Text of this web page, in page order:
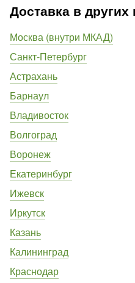
Доставка в других
Москва (внутри МКАД)
Санкт-Петербург
Астрахань
Барнаул
Владивосток
Волгоград
Воронеж
Екатеринбург
Ижевск
Иркутск
Казань
Калининград
Краснодар